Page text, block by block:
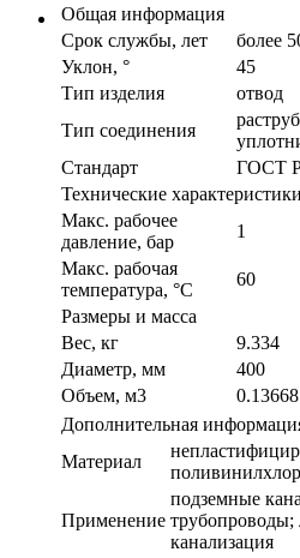
Общая информация
Срок службы, лет
более
Уклон, °
45
Тип изделия
отвод
Тип соединения
Стандарт
ГОСТ Р
Технические характеристики
Макс. рабочее
давление, бар
1
Макс. рабочая
температура, °С
60
Размеры и масса
Вес, кг
9.334
Диаметр, мм
400
Объем, м3
0.13668
Дополнительная
Материал
Применение
подземные
трубопроводы;
канализация